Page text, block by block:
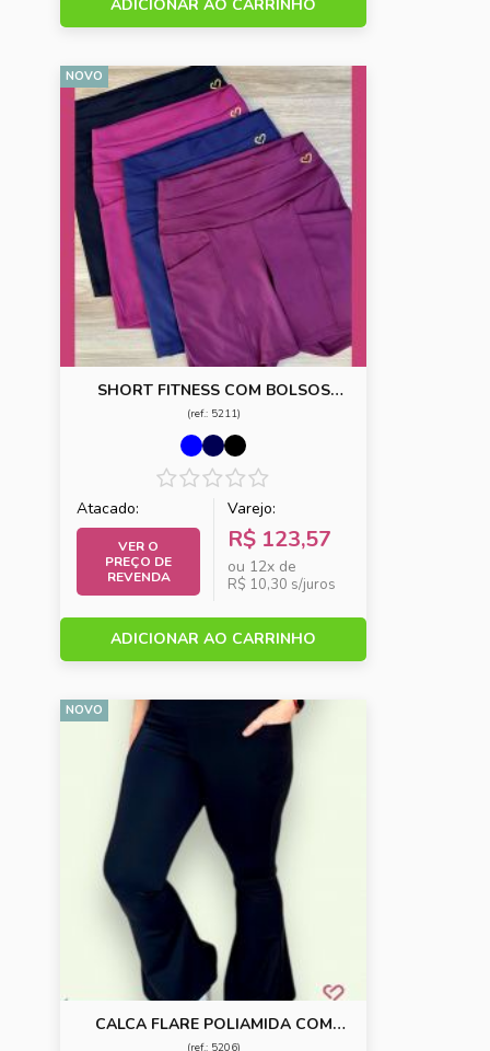
ADICIONAR AO CARRINHO
NOVO
SHORT FITNESS COM BOLSOS
LATERAIS
(ref.: 5211)
Atacado:
VER O
PREÇO DE
REVENDA
Varejo:
R$ 123,57
ou 12x de
R$ 10,30 s/juros
ADICIONAR AO CARRINHO
NOVO
CALCA FLARE POLIAMIDA COM
BOLSOS
(ref.: 5206)